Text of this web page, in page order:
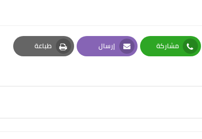
مشاركة
Whatsapp
إرسال
Email
طباعة
Print